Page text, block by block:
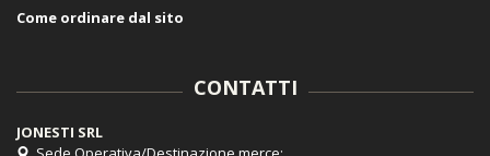
Come ordinare dal sito
CONTATTI
JONESTI SRL